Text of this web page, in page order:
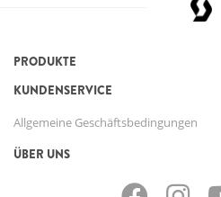
PRODUKTE
KUNDENSERVICE
Allgemeine Geschäftsbedingungen
ÜBER UNS